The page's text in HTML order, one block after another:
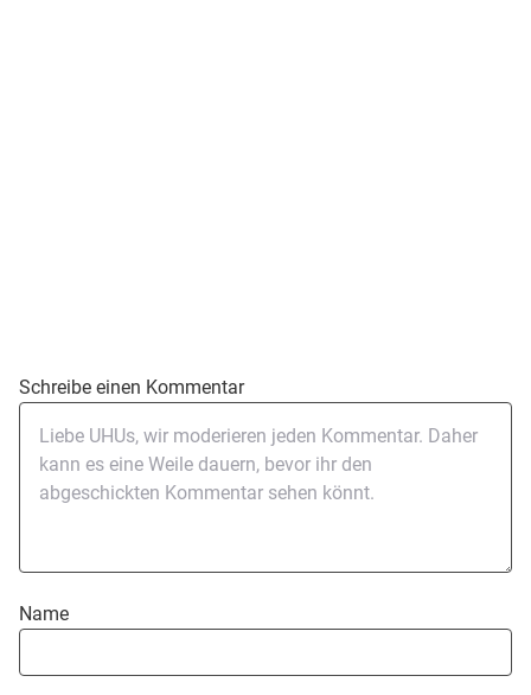
Schreibe einen Kommentar
Name